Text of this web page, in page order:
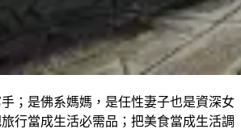
；是佛系媽媽，是任性妻子也是資深女
行當成生活必需品；把美食當成生活調